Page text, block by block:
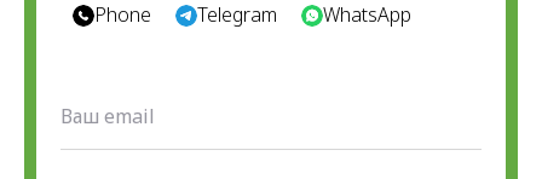
Phone
Telegram WhatsApp